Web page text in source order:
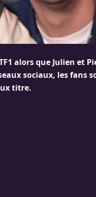
alors que Julien et
sociaux, les fans
titre.